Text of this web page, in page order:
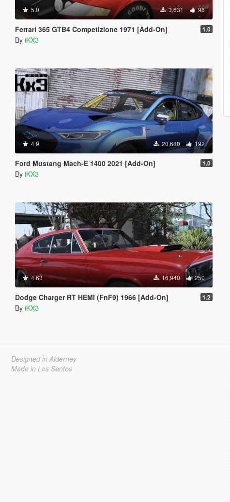
5.0 3,631 98
Ferrari 365 GTB4 Competizione 1971 [Add-On] 1.0
By iKX3
4.9 20,680 192
Ford Mustang Mach-E 1400 2021 [Add-On] 1.0
By iKX3
4.63 16,940 250
Dodge Charger RT HEMI (FnF9) 1966 [Add-On] 1.2
By iKX3
Designed in Alderney
Made in Los Santos